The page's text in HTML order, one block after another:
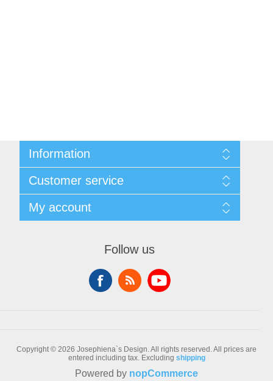
Information
Conditions of Use
About Josephiena
Contact us
Customer service
Recently viewed products
Check gift card balance
My account
Follow us
Copyright © 2026 Josephiena`s Design. All rights reserved.All prices are
entered including tax. Excluding shipping
Powered by nopCommerce